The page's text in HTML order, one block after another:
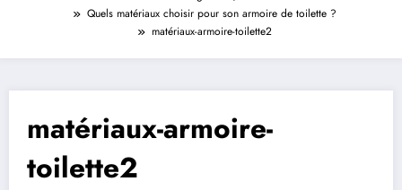
Quels matériaux choisir pour son armoire de toilette ?
matériaux-armoire-toilette2
matériaux-armoire-
toilette2